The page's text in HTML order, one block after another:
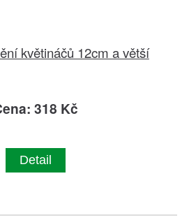
květináčů 12cm a větší
318 Kč
Detail